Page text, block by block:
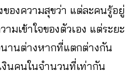
ของความสุขว่า แต่ละคนรู้อยู่
มเข้าใจของตัวเอง แต่ระยะ
นานต่างหากที่แตกต่างกัน
งินคนในจำนวนที่เท่ากัน